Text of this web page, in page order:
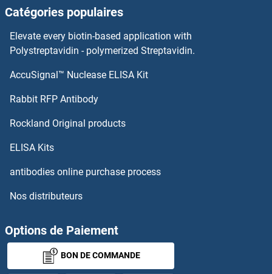
Aminoacylase 1 Kits ELISA
Angiopoietin 2 Kits ELISA
Angiopoietin 4 Kits ELISA
Angiostatin Kits ELISA
Angiotensin 1-7 Kits ELISA
Angiotensin I Converting Enzyme 1 Kits ELISA
Catégories populaires
Elevate every biotin-based application with
Polystreptavidin - polymerized Streptavidin.
AccuSignal™ Nuclease ELISA Kit
Rabbit RFP Antibody
Rockland Original products
ELISA Kits
antibodies online purchase process
Nos distributeurs
Options de Paiement
BON DE COMMANDE